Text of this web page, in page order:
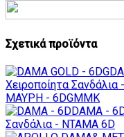
Σχετικά προϊόντα
Χειροποίητα
ΜΑΥΡΗ - 6DGMMK
DAMA -
Σανδάλια - ΝΤΑΜΑ 6D